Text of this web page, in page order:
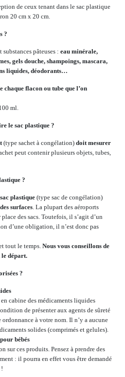
de ceux tenant dans le sac plastique
20 cm x 20 cm.
?
pâteuses : eau minérale,
gels douche, shampoings, mascara,
liquides, déodorants…
flacon ou tube que l’on
ml.
le sac plastique ?
(type sachet à congélation) doit mesurer
peut contenir plusieurs objets, tubes,
?
plastique (type sac de congélation)
surfaces. La plupart des aéroports
des sacs. Toutefois, il s’agit d’un
d’une obligation, il n’est donc pas
tout le temps. Nous vous conseillons de
départ.
?
cabine des médicaments liquides
de présenter aux agents de sûreté
à votre nom. Il n’y a aucune
solides (comprimés et gelules).
bébés
sur ces produits. Pensez à prendre des
: il pourra en effet vous être demandé